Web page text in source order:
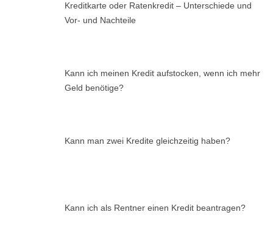
Kreditkarte oder Ratenkredit – Unterschiede und
Vor- und Nachteile
Kann ich meinen Kredit aufstocken, wenn ich mehr
Geld benötige?
Kann man zwei Kredite gleichzeitig haben?
Kann ich als Rentner einen Kredit beantragen?